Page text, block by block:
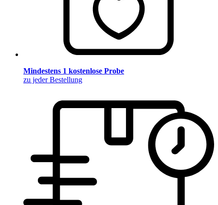
Mindestens 1 kostenlose Probe
zu jeder Bestellung